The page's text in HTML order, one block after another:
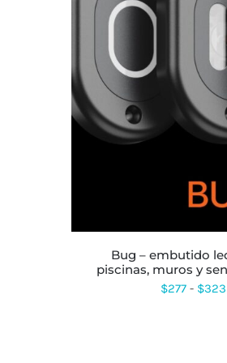
bug – embutido led sumergible para
piscinas, muros y
$277 - $323